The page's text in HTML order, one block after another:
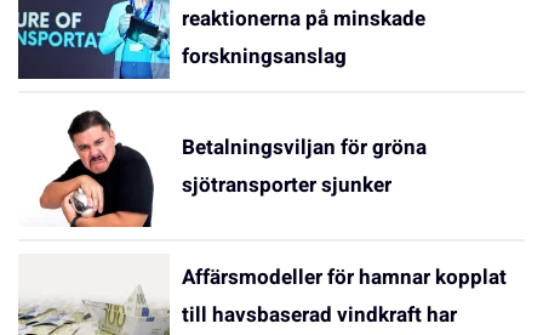
reaktionerna på minskade
forskningsanslag
Betalningsviljan för gröna
sjötransporter sjunker
Affärsmodeller för hamnar kopplat
till havsbaserad vindkraft har